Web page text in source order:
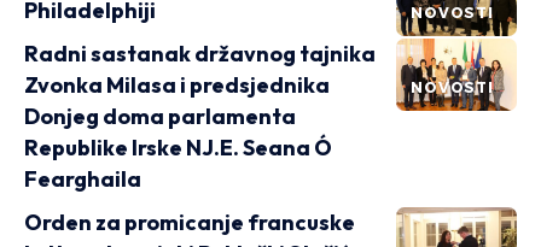
NOVOSTI
Philadelphiji
NOVOSTI
Radni sastanak državnog tajnika
Zvonka Milasa i predsjednika
Donjeg doma parlamenta
Republike Irske NJ.E. Seana Ó
Fearghaila
Orden za promicanje francuske